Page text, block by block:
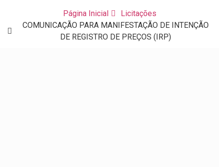
Página Inicial
Licitações
COMUNICAÇÃO PARA MANIFESTAÇÃO DE INTENÇÃO
DE REGISTRO DE PREÇOS (IRP)